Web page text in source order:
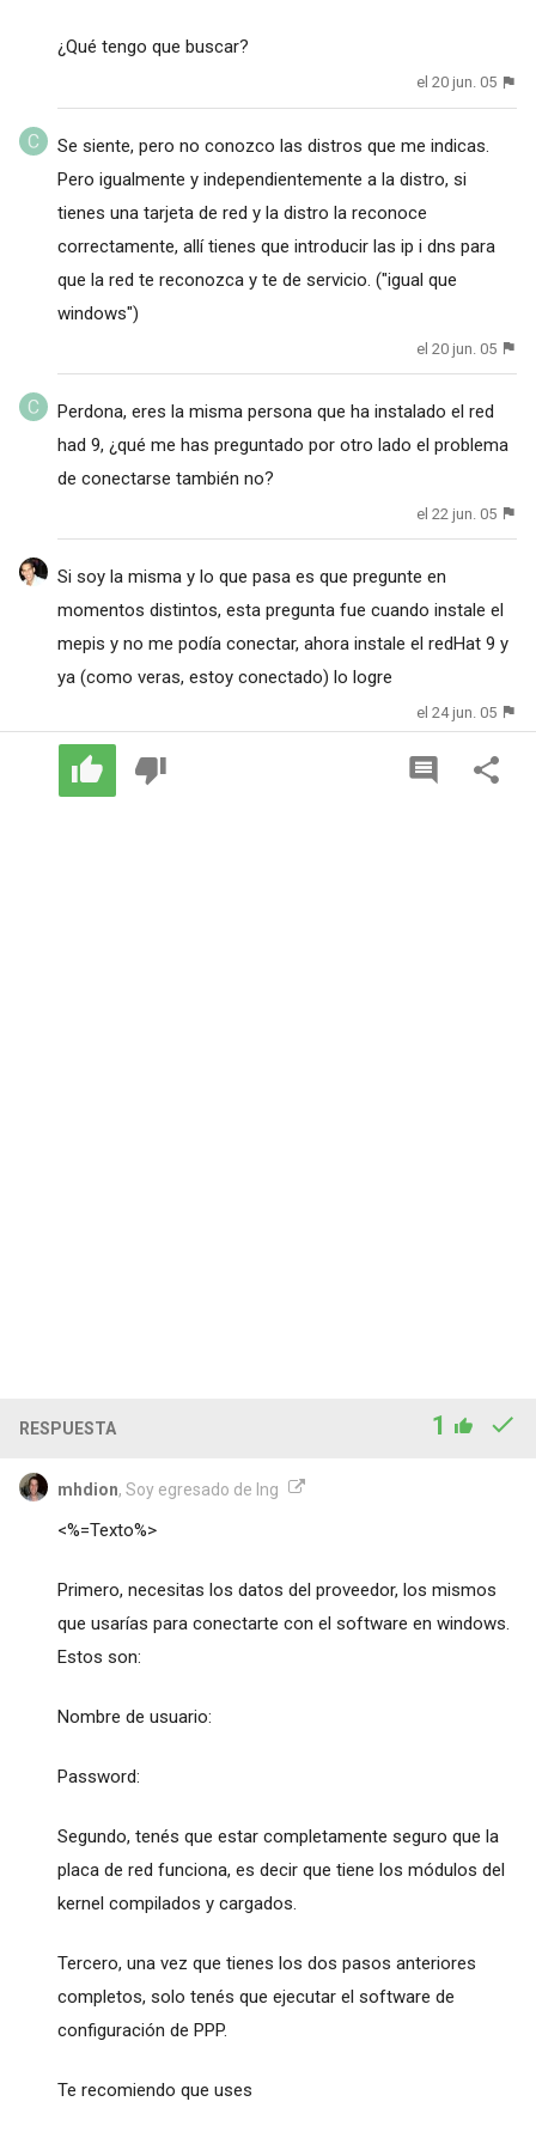
¿Qué tengo que buscar?
el 20 jun. 05
Se siente, pero no conozco las distros que me indicas.
Pero igualmente y independientemente a la distro, si
tienes una tarjeta de red y la distro la reconoce
correctamente, allí tienes que introducir las ip i dns para
que la red te reconozca y te de servicio. ("igual que
windows")
el 20 jun. 05
Perdona, eres la misma persona que ha instalado el red
had 9, ¿qué me has preguntado por otro lado el problema
de conectarse también no?
el 22 jun. 05
Si soy la misma y lo que pasa es que pregunte en
momentos distintos, esta pregunta fue cuando instale el
mepis y no me podía conectar, ahora instale el redHat 9 y
ya (como veras, estoy conectado) lo logre
el 24 jun. 05
RESPUESTA 1
mhdion, Soy egresado de Ing
<%=Texto%>
Primero, necesitas los datos del proveedor, los mismos
que usarías para conectarte con el software en windows.
Estos son:
Nombre de usuario:
Password:
Segundo, tenés que estar completamente seguro que la
placa de red funciona, es decir que tiene los módulos del
kernel compilados y cargados.
Tercero, una vez que tienes los dos pasos anteriores
completos, solo tenés que ejecutar el software de
configuración de PPP.
Te recomiendo que uses